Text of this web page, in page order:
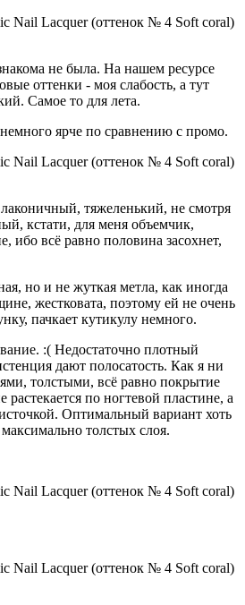
не была. На нашем ресурсе
оттенки - моя слабость, а тут
Самое то для лета.
ярче по сравнению с промо.
тяжеленький, не смотря
кстати, для меня объемчик,
ибо всё равно половина засохнет,
но и не жуткая метла, как иногда
жестковата, поэтому ей не очень
пачкает кутикулу немного.
:( Недостаточно плотный
дают полосатость. Как я ни
толстыми, всё равно покрытие
по ногтевой пластине, а
Оптимальный вариант хоть
толстых слоя.